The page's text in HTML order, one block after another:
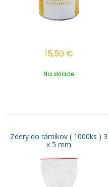
15,50 €
Na sklade
Zdery do rámikov ( 1000ks ) 3
x 5 mm